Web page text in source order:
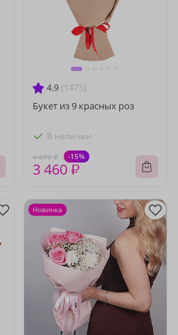
4.9 (1475)
Букет из 9 красных роз
В наличии
4 070 ₽ -15%
3 460 ₽
Новинка